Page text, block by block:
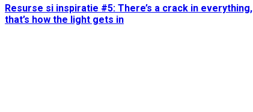
Resurse si inspiratie #5: There’s a crack in everything,
that’s how the light gets in